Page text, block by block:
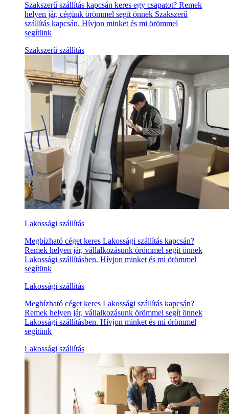
Szakszerű szállítás kapcsán keres egy csapatot? Remek
helyen jár, cégünk örömmel segít önnek Szakszerű
szállítás kapcsán. Hívjon minket és mi örömmel
segítünk
Szakszerű szállítás
Lakossági szállítás
Megbízható céget keres Lakossági szállítás kapcsán?
Remek helyen jár, vállalkozásunk örömmel segít önnek
Lakossági szállításben. Hívjon minket és mi örömmel
segítünk
Lakossági szállítás
Megbízható céget keres Lakossági szállítás kapcsán?
Remek helyen jár, vállalkozásunk örömmel segít önnek
Lakossági szállításben. Hívjon minket és mi örömmel
segítünk
Lakossági szállítás